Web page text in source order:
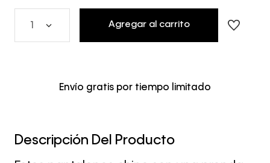
Agregar al carrito
Envío gratis por tiempo limitado
Descripción Del Producto